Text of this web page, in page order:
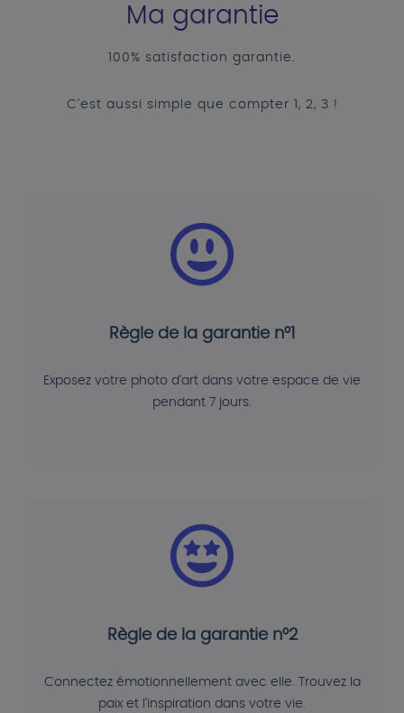
Ma garantie
100% satisfaction garantie.
C'est aussi simple que compter 1, 2, 3 !
Règle de la garantie n°1
Exposez votre photo d'art dans votre espace de vie
pendant 7 jours.
Règle de la garantie n°2
Connectez émotionnellement avec elle. Trouvez la
paix et l'inspiration dans votre vie.